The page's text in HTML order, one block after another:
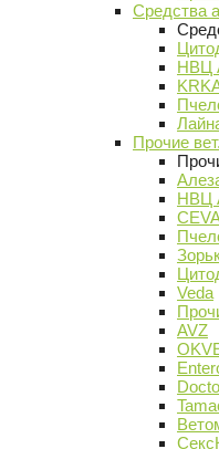
Средства
НВЦ
Прочие
НВЦ
Veda
AVZ